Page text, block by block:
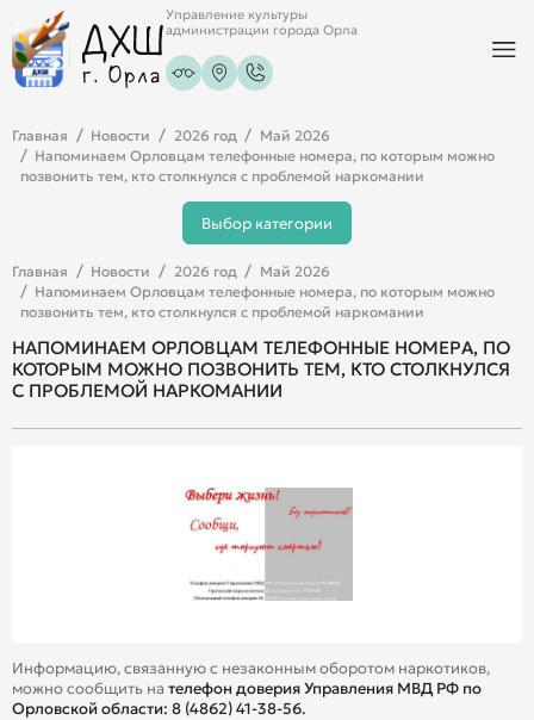
Управление культуры
администрации города Орла
Главная Новости 2026 год
Май 2026
Напоминаем Орловцам телефонные номера, по которым можно
позвонить тем, кто столкнулся с проблемой наркомании
Выбор категории
Главная Новости 2026 год
Май 2026
Напоминаем Орловцам телефонные номера, по которым можно
позвонить тем, кто столкнулся с проблемой наркомании
НАПОМИНАЕМ ОРЛОВЦАМ ТЕЛЕФОННЫЕ НОМЕРА, ПО
КОТОРЫМ МОЖНО ПОЗВОНИТЬ ТЕМ, КТО СТОЛКНУЛСЯ
С ПРОБЛЕМОЙ НАРКОМАНИИ
Информацию, связанную с незаконным оборотом наркотиков,
можно сообщить нателефон доверия Управления МВД РФ по
Орловской области: 8 (4862) 41-38-56.